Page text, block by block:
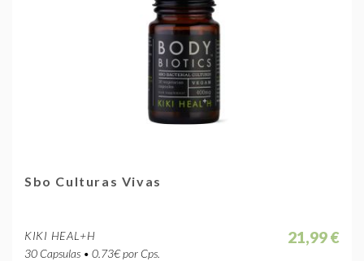
Sbo Culturas Vivas
KIKI HEAL+H
30 Capsulas • 0.73€ por Cps.
21,99 €